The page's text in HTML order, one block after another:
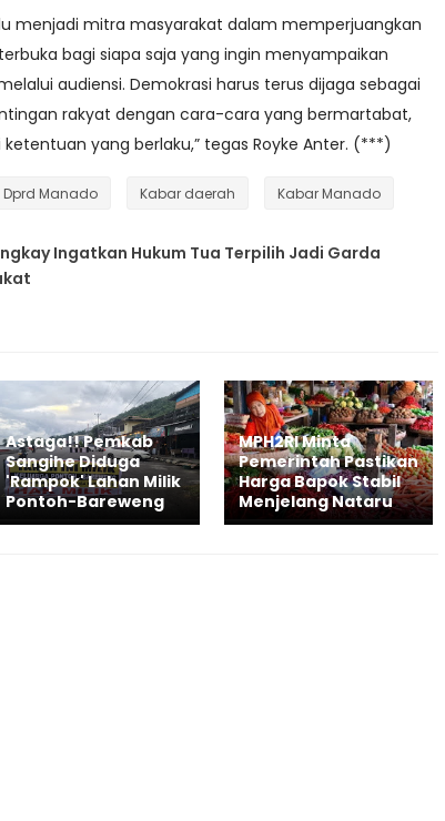
menjadi mitra masyarakat dalam memperjuangkan
bagi siapa saja yang ingin menyampaikan
audiensi. Demokrasi harus terus dijaga sebagai
rakyat dengan cara-cara yang bermartabat,
yang berlaku,” tegas Royke Anter. (***)
Dprd Manado Kabar daerah Kabar Manado
Ingatkan Hukum Tua Terpilih Jadi Garda
Astaga!! Pemkab
Sangihe Diduga
'Rampok' Lahan Milik
Pontoh-Bareweng
MPH2RI Minta
Pemerintah Pastikan
Harga Bapok Stabil
Menjelang Nataru